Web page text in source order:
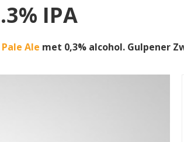
IPA
Ale met 0,3% alcohol. Gulpener